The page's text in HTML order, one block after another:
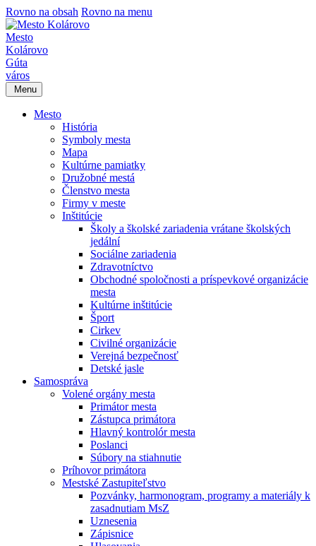
Rovno na obsah Rovno na menu
Mesto
Kolárovo
Gúta
város
Menu
Mesto
História
Symboly mesta
Mapa
Kultúrne pamiatky
Družobné mestá
Členstvo mesta
Firmy v meste
Inštitúcie
Školy a školské zariadenia vrátane školských
jedální
Sociálne zariadenia
Zdravotníctvo
Obchodné spoločnosti a príspevkové organizácie
mesta
Kultúrne inštitúcie
Šport
Cirkev
Civilné organizácie
Verejná bezpečnosť
Detské jasle
Samospráva
Volené orgány mesta
Primátor mesta
Zástupca primátora
Hlavný kontrolór mesta
Poslanci
Súbory na stiahnutie
Príhovor primátora
Mestské Zastupiteľstvo
Pozvánky, harmonogram, programy a materiály k
zasadnutiam MsZ
Uznesenia
Zápisnice